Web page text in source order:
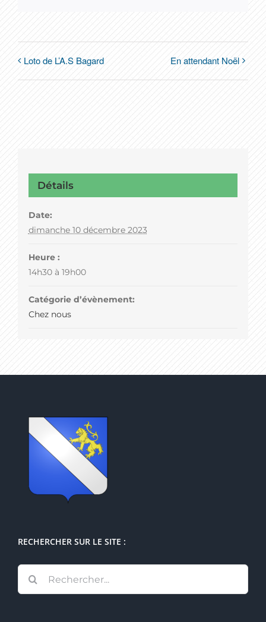
Loto de L’A.S Bagard En attendant Noël
Détails
Date:
dimanche 10 décembre 2023
Heure :
14h30 à 19h00
Catégorie d’évènement:
Chez nous
RECHERCHER SUR LE SITE :